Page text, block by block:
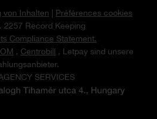
von Inhalten
Préférences cookies
2257 Record Keeping
Compliance Statement.
, Centrobill , Letpay sind unsere
SERVICES